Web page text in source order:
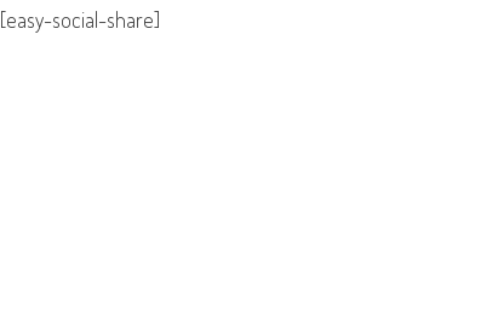
[easy-social-share]